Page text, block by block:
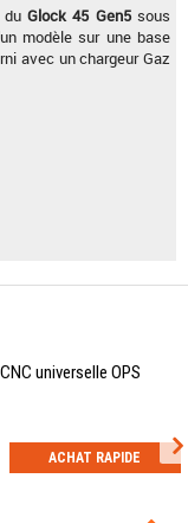
duGlock 45 Gen5sous
modèle sur une base
avec un chargeur Gaz
universelle OPS
ACHAT RAPIDE